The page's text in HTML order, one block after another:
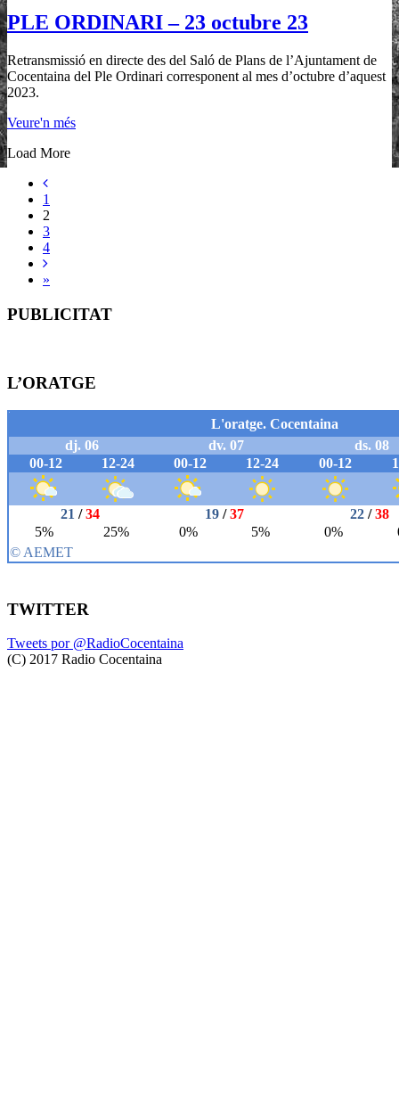
PLE ORDINARI – 23 octubre 23
Retransmissió en directe des del Saló de Plans de l’Ajuntament de
Cocentaina del Ple Ordinari corresponent al mes d’octubre d’aquest
2023.
Veure'n més
Load More
1
2
3
4
»
PUBLICITAT
L’ORATGE
TWITTER
Tweets por @RadioCocentaina
(C) 2017 Radio Cocentaina